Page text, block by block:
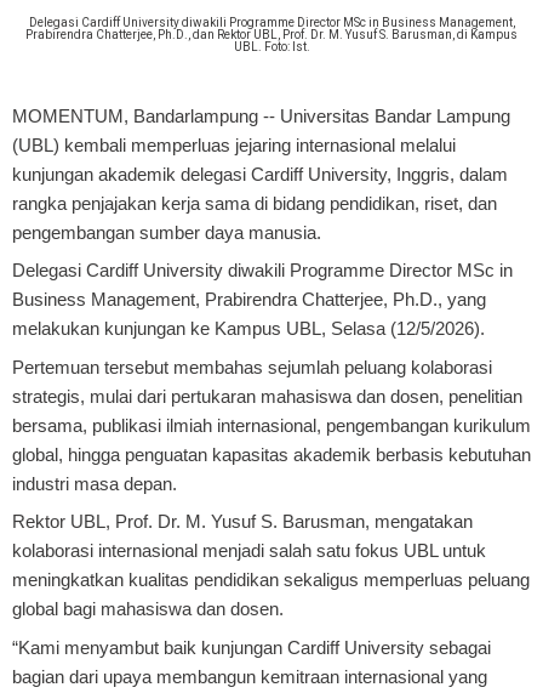
Delegasi Cardiff University diwakili Programme Director MSc in Business Management,
Prabirendra Chatterjee, Ph.D., dan Rektor UBL, Prof. Dr. M. Yusuf S. Barusman, di Kampus
UBL. Foto: Ist.
MOMENTUM, Bandarlampung -- Universitas Bandar Lampung
(UBL) kembali memperluas jejaring internasional melalui
kunjungan akademik delegasi Cardiff University, Inggris, dalam
rangka penjajakan kerja sama di bidang pendidikan, riset, dan
pengembangan sumber daya manusia.
Delegasi Cardiff University diwakili Programme Director MSc in
Business Management, Prabirendra Chatterjee, Ph.D., yang
melakukan kunjungan ke Kampus UBL, Selasa (12/5/2026).
Pertemuan tersebut membahas sejumlah peluang kolaborasi
strategis, mulai dari pertukaran mahasiswa dan dosen, penelitian
bersama, publikasi ilmiah internasional, pengembangan kurikulum
global, hingga penguatan kapasitas akademik berbasis kebutuhan
industri masa depan.
Rektor UBL, Prof. Dr. M. Yusuf S. Barusman, mengatakan
kolaborasi internasional menjadi salah satu fokus UBL untuk
meningkatkan kualitas pendidikan sekaligus memperluas peluang
global bagi mahasiswa dan dosen.
“Kami menyambut baik kunjungan Cardiff University sebagai
bagian dari upaya membangun kemitraan internasional yang